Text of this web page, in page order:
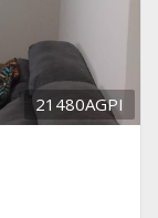
21480AGPI